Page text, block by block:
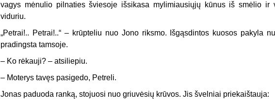
vagys mėnulio pilnaties šviesoje išsikasa mylimiausiųjų kūnus iš smėlio ir
viduriu.
„Petrai!.. Petrai!..“ – krūpteliu nuo Jono riksmo. Išgąsdintos kuosos pakyla
pradingsta tamsoje.
– Ko rėkauji? – atsiliepiu.
– Moterys tavęs pasigedo, Petreli.
Jonas paduoda ranką, stojuosi nuo griuvėsių krūvos. Jis švelniai priekaištauja: